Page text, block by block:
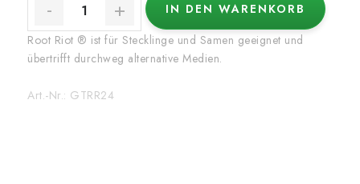
IN DEN WARENKORB
Root Riot ® ist für Stecklinge und Samen geeignet und
übertrifft durchweg alternative Medien.
Art.-Nr.: GTRR24